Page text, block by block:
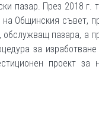
пазар. През 2018 г.
Общинския съвет,
обслужващ пазара, а
за изработване
проект за